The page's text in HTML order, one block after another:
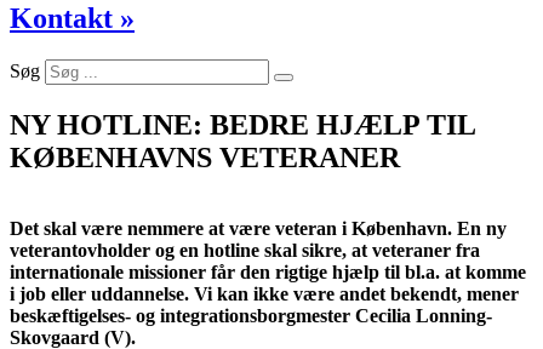
Kontakt »
Søg
NY HOTLINE: BEDRE HJÆLP TIL
KØBENHAVNS VETERANER
Det skal være nemmere at være veteran i København. En ny
veterantovholder og en hotline skal sikre, at veteraner fra
internationale missioner får den rigtige hjælp til bl.a. at komme
i job eller uddannelse. Vi kan ikke være andet bekendt, mener
beskæftigelses- og integrationsborgmester Cecilia Lonning-
Skovgaard (V).